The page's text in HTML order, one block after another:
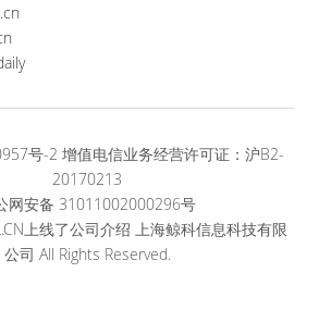
号-2 增值电信业务经营许可证： 沪B2-
20170213
网安备 31011002000296号
上线了公司介绍 上海鲸科信息科技有限
公司 All Rights Reserved.